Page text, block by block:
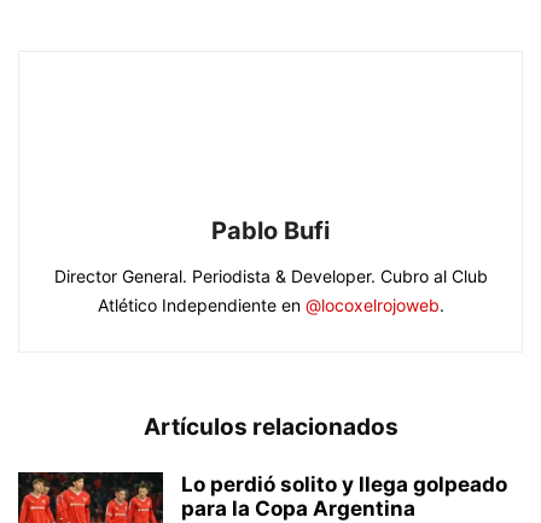
Pablo Bufi
Director General. Periodista & Developer. Cubro al Club
Atlético Independiente en @locoxelrojoweb.
Artículos relacionados
Lo perdió solito y llega golpeado
para la Copa Argentina